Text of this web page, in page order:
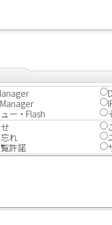
ー・Flash
れ
許諾